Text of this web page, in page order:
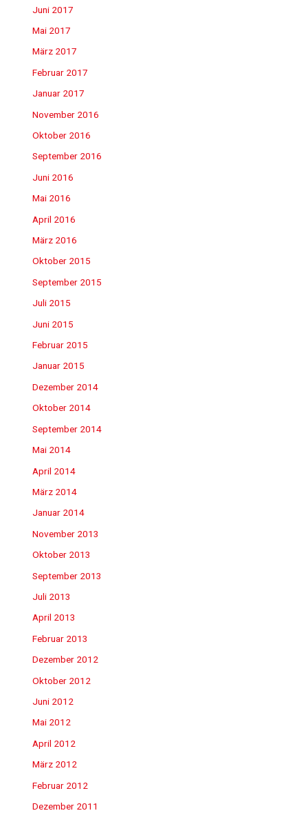
Juni 2017
Mai 2017
März 2017
Februar 2017
Januar 2017
November 2016
Oktober 2016
September 2016
Juni 2016
Mai 2016
April 2016
März 2016
Oktober 2015
September 2015
Juli 2015
Juni 2015
Februar 2015
Januar 2015
Dezember 2014
Oktober 2014
September 2014
Mai 2014
April 2014
März 2014
Januar 2014
November 2013
Oktober 2013
September 2013
Juli 2013
April 2013
Februar 2013
Dezember 2012
Oktober 2012
Juni 2012
Mai 2012
April 2012
März 2012
Februar 2012
Dezember 2011